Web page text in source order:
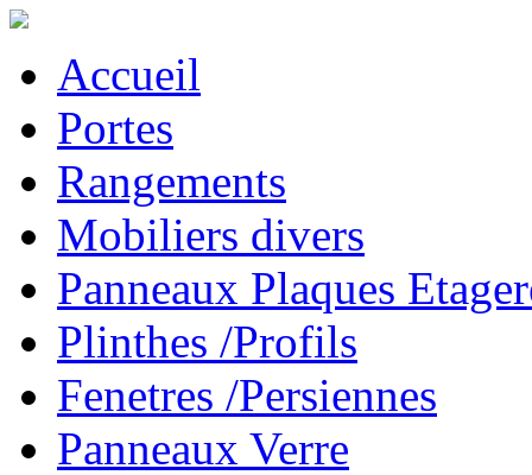
Accueil
Portes
Rangements
Mobiliers divers
Panneaux Plaques
Plinthes /Profils
Fenetres /Persiennes
Panneaux Verre